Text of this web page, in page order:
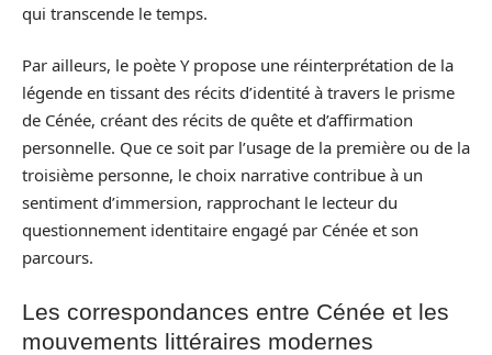
qui transcende le temps.
Par ailleurs, le poète Y propose une réinterprétation de la
légende en tissant des récits d’identité à travers le prisme
de Cénée, créant des récits de quête et d’affirmation
personnelle. Que ce soit par l’usage de la première ou de la
troisième personne, le choix narrative contribue à un
sentiment d’immersion, rapprochant le lecteur du
questionnement identitaire engagé par Cénée et son
parcours.
Les correspondances entre Cénée et les
mouvements littéraires modernes